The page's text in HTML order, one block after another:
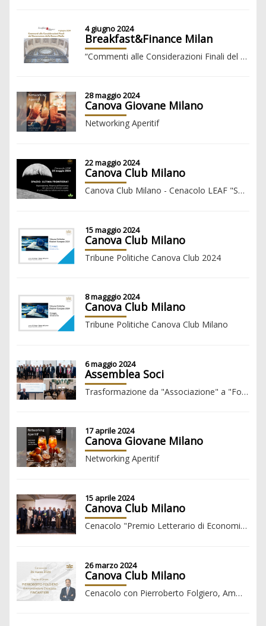
4 giugno 2024
Breakfast&Finance Milan
“Commenti alle Considerazioni Finali del Governatore della Banca d'Italia”
28 maggio 2024
Canova Giovane Milano
Networking Aperitif
22 maggio 2024
Canova Club Milano
Canova Club Milano - Cenacolo LEAF "SPAZIO: ULTIMA FRONTIERA?"
15 maggio 2024
Canova Club Milano
Tribune Politiche Canova Club 2024
8 magggio 2024
Canova Club Milano
Tribune Politiche Canova Club Milano
6 maggio 2024
Assemblea Soci
Trasformazione da "Associazione" a "Fondazione"
17 aprile 2024
Canova Giovane Milano
Networking Aperitif
15 aprile 2024
Canova Club Milano
Cenacolo "Premio Letterario di Economia e Gestione d'Impresa 2024" - VII edizione
26 marzo 2024
Canova Club Milano
Cenacolo con Pierroberto Folgiero, Amministratore Delegato Fincantieri